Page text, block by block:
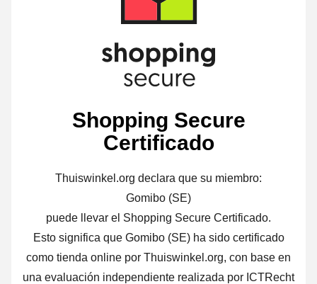
Shopping Secure
Certificado
Thuiswinkel.org declara que su miembro:
Gomibo (SE)
puede llevar el Shopping Secure Certificado.
Esto significa que Gomibo (SE) ha sido certificado
como tienda online por Thuiswinkel.org, con base en
una evaluación independiente realizada por ICTRecht